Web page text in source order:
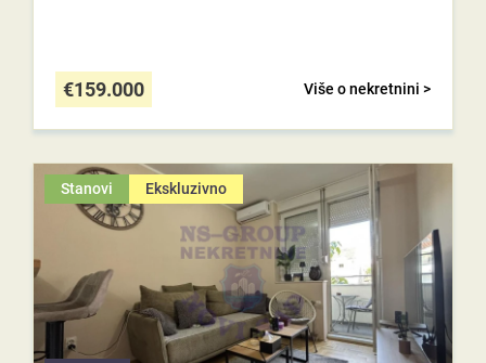
Više o nekretnini >
€159.000
Stanovi Ekskluzivno